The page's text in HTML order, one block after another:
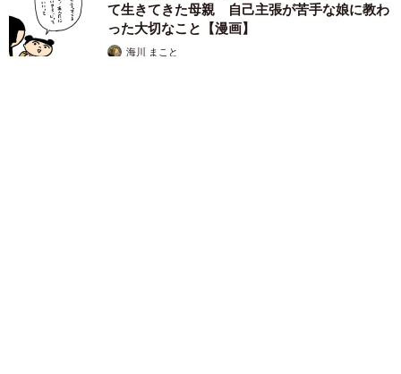
て生きてきた母親 自己主張が苦手な娘に教わ
った大切なこと【漫画】
海川 まこと